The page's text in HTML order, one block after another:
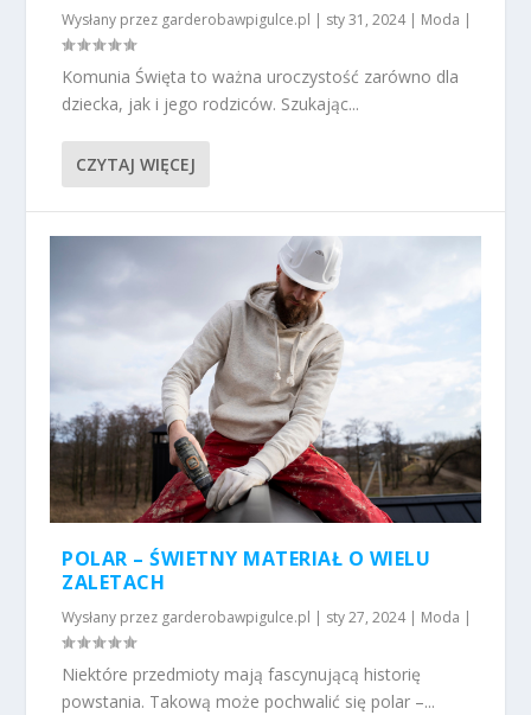
Wysłany przez garderobawpigulce.pl | sty 31, 2024| Moda |
Komunia Święta to ważna uroczystość zarówno dla
dziecka, jak i jego rodziców. Szukając...
CZYTAJ WIĘCEJ
POLAR – ŚWIETNY MATERIAŁ O WIELU
ZALETACH
Wysłany przez garderobawpigulce.pl | sty 27, 2024| Moda |
Niektóre przedmioty mają fascynującą historię
powstania. Takową może pochwalić się polar –...